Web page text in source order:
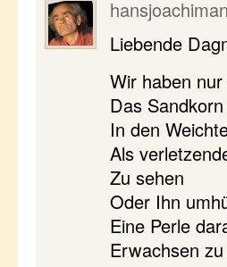
Liebende
Wir haben
Das Sandkorn
In den
Als
Zu sehen
Oder Ihn
Eine Perle
Erwachsen